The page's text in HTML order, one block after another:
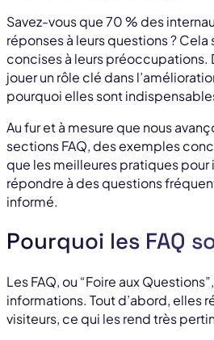
Savez-vous que 70 % des
réponses à leurs questions ?
concises à leurs préoccupations.
jouer un rôle clé dans
pourquoi elles sont
Au fur et à mesure que nous
sections FAQ, des exemples
que les meilleures pratiques
répondre à des questions
informé.
Pourquoi les FAQ
Les FAQ, ou “Foire aux
informations. Tout d’abord, elles
visiteurs, ce qui les rend très